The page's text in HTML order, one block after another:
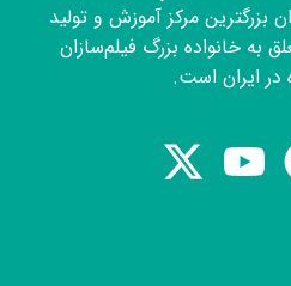
بزرگترین مرکز آموزش و تولید
به خانواده بزرگ فیلم‌سازان
در ایران است.